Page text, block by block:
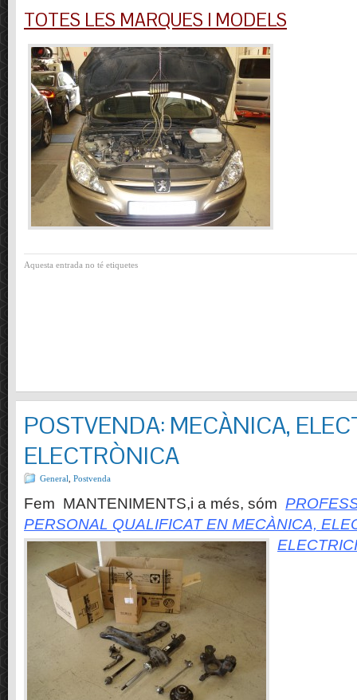
TOTES LES MARQUES I MODELS
Aquesta entrada no té etiquetes
POSTVENDA: MECÀNICA,
ELECTRÒNICA
General Postvenda
Fem MANTENIMENTS,i a més, sóm
PERSONAL QUALIFICAT EN MECÀNICA,